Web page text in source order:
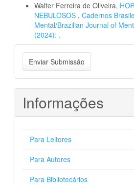
Walter Ferreira de Oliveira,
NEBULOSOS , Cadernos
Mental/Brazilian Journal of
(2024): .
Enviar
Submissão
Enviar Submissão
Informações
Para Leitores
Para Autores
Para Bibliotecários